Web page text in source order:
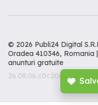
© 2026 Publi24 Digital
Oradea 410346, Romania
anunturi gratuite
26.08.06.c0c206c